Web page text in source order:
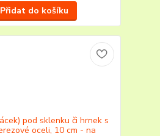
Přidat do košíku